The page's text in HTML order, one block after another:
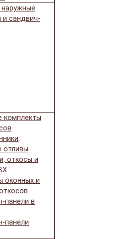
наружные
и сэндвич-
комплекты
отливы
откосы и
оконных и
панели в
панели